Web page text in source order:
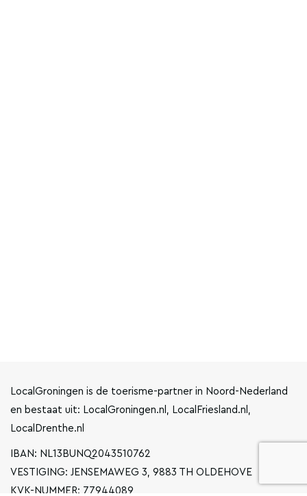
LocalGroningen is de toerisme-partner in Noord-Nederland
en bestaat uit: LocalGroningen.nl, LocalFriesland.nl,
LocalDrenthe.nl
IBAN: NL13BUNQ2043510762
VESTIGING: JENSEMAWEG 3, 9883 TH OLDEHOVE
KVK-NUMMER: 77944089